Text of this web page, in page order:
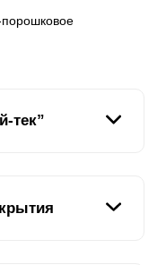
тек”
не просто.
на